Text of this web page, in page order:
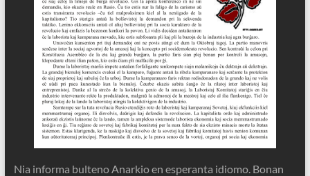
Nia informa bulteno Anarkio en esperanta idiomo. Bonan